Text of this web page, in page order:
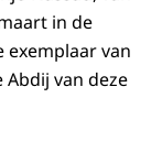
in de
van
Abdij van deze